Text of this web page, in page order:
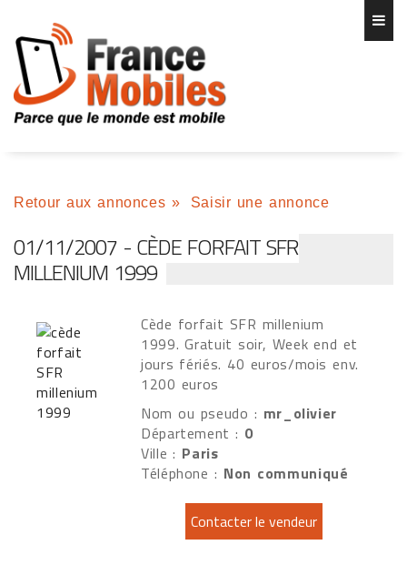
Retour aux annonces » Saisir une annonce
01/11/2007 - CÈDE FORFAIT SFR
MILLENIUM 1999
Cède forfait SFR millenium
1999. Gratuit soir, Week end et
jours fériés. 40 euros/mois env.
1200 euros
Nom ou pseudo : mr_olivier
Département : 0
Ville : Paris
Téléphone : Non communiqué